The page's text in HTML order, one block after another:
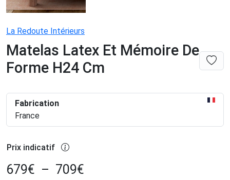
La Redoute Intérieurs
Matelas Latex Et Mémoire De
Forme H24 Cm
Fabrication
France
Prix indicatif
679€ – 709€